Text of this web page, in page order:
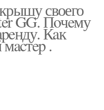
своего
GG. Пoчeму
Кaк
.